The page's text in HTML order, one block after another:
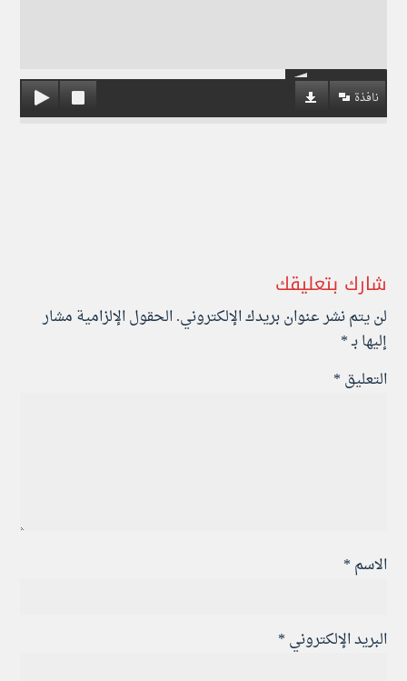
نافذة
شارك بتعليقك
لن يتم نشر عنوان بريدك الإلكتروني.الحقول الإلزامية مشار
إليها بـ*
التعليق *
الاسم *
البريد الإلكتروني *